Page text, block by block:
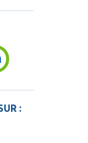
: